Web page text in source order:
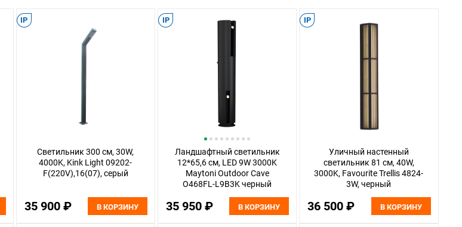
IP
Светильник 300 см, 30W,
4000K, Kink Light 09202-
F(220V),16(07), серый
35 900 ₽ В КОРЗИНУ
IP
Ландшафтный светильник
12*65,6 см, LED 9W 3000K
Maytoni Outdoor Cave
O468FL-L9B3K черный
35 950 ₽ В КОРЗИНУ
IP
Уличный настенный
светильник 81 см, 40W,
3000K, Favourite Trellis 4824-
3W, черный
36 500 ₽ В КОРЗИНУ